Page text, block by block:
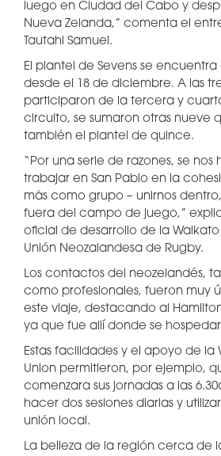
luego en Ciudad del Cabo y
Nueva Zelanda,” comenta el
Tautahi Samuel.
El plantel de Sevens se
desde el 18 de diciembre. A las
participaron de la tercera y
circuito, se sumaron otras nueve
también el plantel de quince.
“Por una serie de razones, se
trabajar en San Pablo en la
más como grupo – unirnos
fuera del campo de juego,”
oficial de desarrollo de la Waikato
Unión Neozalandesa de Rugby.
Los contactos del neozelandés,
como profesionales, fueron muy
este viaje, destacando al
ya que fue allí donde se
Estas facilidades y el apoyo de la
Union permitieron, por ejemplo,
comenzara sus jornadas a las
hacer dos sesiones diarias y
unión local.
La belleza de la región cerca de